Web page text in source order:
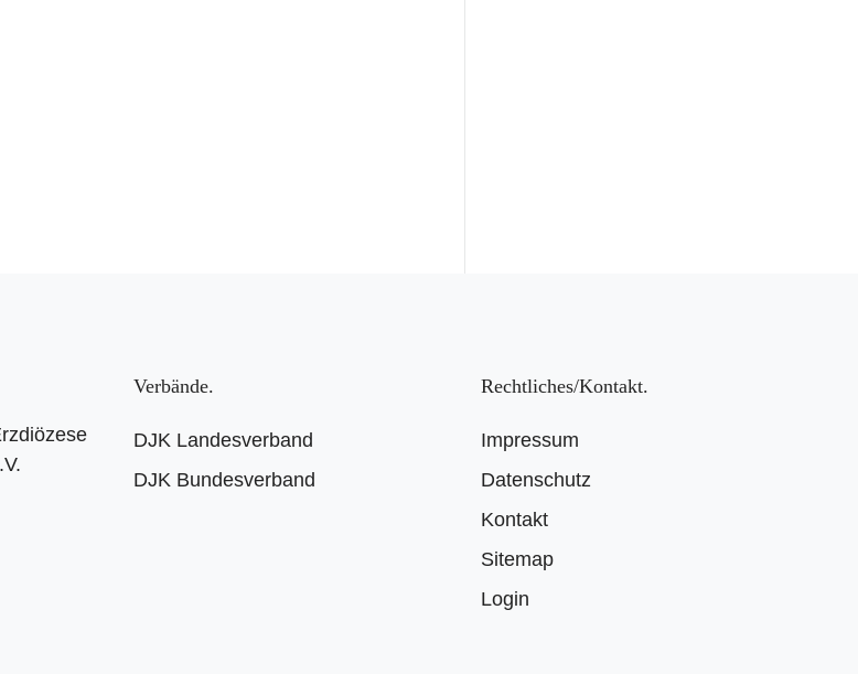
Verbände
DJK Landesverband
DJK Bundesverband
Rechtliches/Kontakt
Impressum
Datenschutz
Kontakt
Sitemap
Login